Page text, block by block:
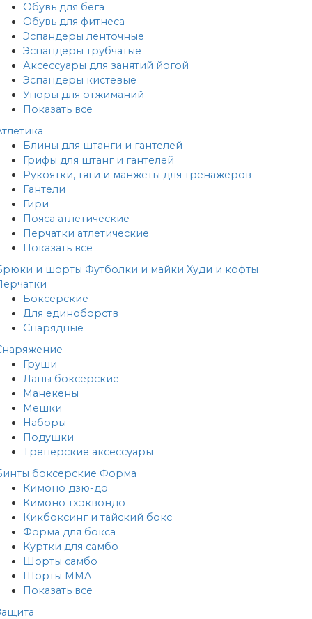
Обувь для бега
Обувь для фитнеса
Эспандеры ленточные
Эспандеры трубчатые
Аксессуары для занятий йогой
Эспандеры кистевые
Упоры для отжиманий
Показать все
Блины для штанги и гантелей
Грифы для штанг и гантелей
Рукоятки, тяги и манжеты для тренажеров
Гантели
Гири
Пояса атлетические
Перчатки атлетические
Показать все
и шорты Футболки и майки Худи и кофты
Боксерские
Для единоборств
Снарядные
Груши
Лапы боксерские
Манекены
Мешки
Наборы
Подушки
Тренерские аксессуары
боксерские Форма
Кимоно дзю-до
Кимоно тхэквондо
Кикбоксинг и тайский бокс
Форма для бокса
Куртки для самбо
Шорты самбо
Шорты MMA
Показать все